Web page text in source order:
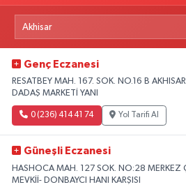
Genç Eczanesi
RESATBEY MAH. 167. SOK. NO.16 B
DADAŞ MARKETİ YANI
0 (236) 414 41 74 Yol Tarifi Al
Güneşli Eczanesi
HASHOCA MAH. 127 SOK. NO:28 MERKEZ
MEVKİİ- DONBAYCI HANI KARŞISI